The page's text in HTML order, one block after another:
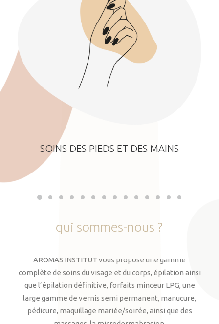
SOINS DES PIEDS ET DES MAINS
qui sommes-nous ?
AROMAS INSTITUT vous propose une gamme
complète de soins du visage et du corps, épilation ainsi
que l’épilation définitive, forfaits minceur LPG, une
large gamme de vernis semi permanent, manucure,
pédicure, maquillage mariée/soirée, ainsi que des